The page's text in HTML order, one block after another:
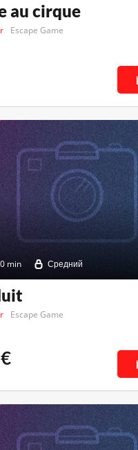
au cirque
Escape Game
min Средний
Escape Game
€